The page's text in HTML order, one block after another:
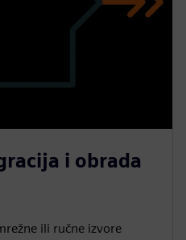
i obrada
ili ručne izvore